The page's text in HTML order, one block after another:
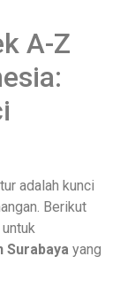
A-Z
adalah kunci
Berikut
Surabaya yang